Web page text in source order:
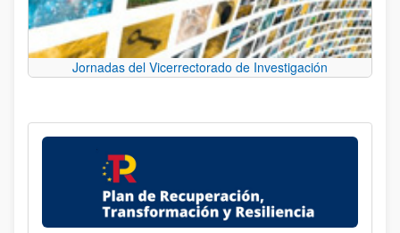
Jornadas del Vicerrectorado de Investigación